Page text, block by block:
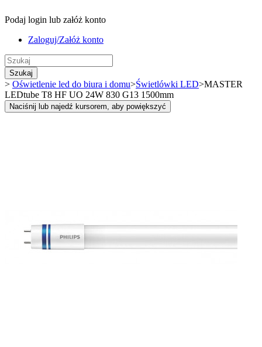
Podaj login lub załóż konto
Zaloguj/Załóż konto
Szukaj
> Oświetlenie led do biura i domu>Świetlówki LED>MASTER
LEDtube T8 HF UO 24W 830 G13 1500mm
Naciśnij lub najedź kursorem, aby powiększyć